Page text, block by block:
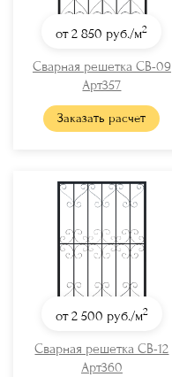
от 2 850 руб./м2
Сварная решетка СВ-09
Арт357
Заказать расчет
от 2 500 руб./м2
Сварная решетка СВ-12
Арт360